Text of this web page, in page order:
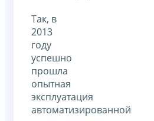
Так, в
2013
году
успешно
прошла
опытная
эксплуатация
автоматизированной